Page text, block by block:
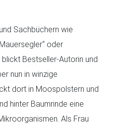
Sachbüchern wie
oder
blickt Bestseller-Autorin und
nun in winzige
dort in Moospolstern und
hinter Baumrinde eine
Als Frau